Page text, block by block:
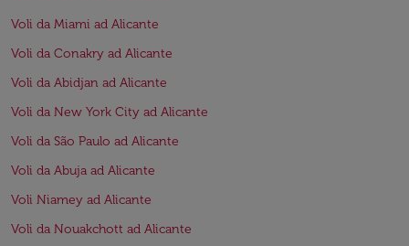
Voli da Miami ad Alicante
Voli da Conakry ad Alicante
Voli da Abidjan ad Alicante
Voli da New York City ad Alicante
Voli da São Paulo ad Alicante
Voli da Abuja ad Alicante
Voli Niamey ad Alicante
Voli da Nouakchott ad Alicante